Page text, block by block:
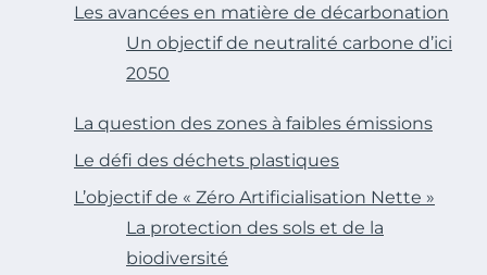
Les avancées en matière de décarbonation
Un objectif de neutralité carbone d’ici
2050
La question des zones à faibles émissions
Le défi des déchets plastiques
L’objectif de « Zéro Artificialisation Nette »
La protection des sols et de la
biodiversité